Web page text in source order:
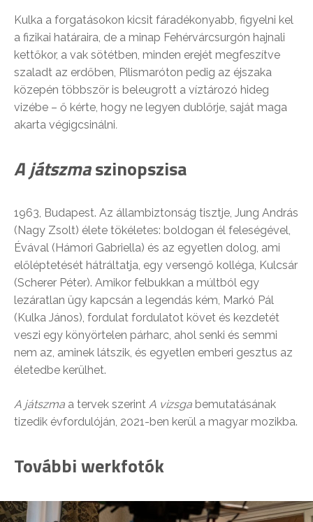
Kulka a forgatásokon kicsit fáradékonyabb, figyelni kel
a fizikai határaira, de a minap Fehérvárcsurgón hajnali
kettőkor, a vak sötétben, minden erejét megfeszítve
szaladt az erdőben, Pilismaróton pedig az éjszaka
közepén többször is beleugrott a víztározó hideg
vizébe – ő kérte, hogy ne legyen dublőrje, saját maga
akarta végigcsinálni.
A játszmaszinopszisa
1963, Budapest. Az állambiztonság tisztje, Jung András
(Nagy Zsolt) élete tökéletes: boldogan él feleségével,
Évával (Hámori Gabriella) és az egyetlen dolog, ami
előléptetését hátráltatja, egy versengő kolléga, Kulcsár
(Scherer Péter). Amikor felbukkan a múltból egy
lezáratlan ügy kapcsán a legendás kém, Markó Pál
(Kulka János), fordulat fordulatot követ és kezdetét
veszi egy könyörtelen párharc, ahol senki és semmi
nem az, aminek látszik, és egyetlen emberi gesztus az
életedbe kerülhet.
A játszma a tervek szerint A vizsga bemutatásának
tizedik évfordulóján, 2021-ben kerül a magyar mozikba.
További werkfotók